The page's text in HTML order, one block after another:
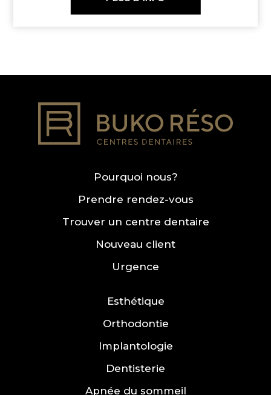
Pourquoi nous?
Prendre rendez-vous
Trouver un centre dentaire
Nouveau client
Urgence
Esthétique
Orthodontie
Implantologie
Dentisterie
Apnée du sommeil